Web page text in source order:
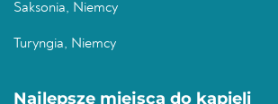
Saksonia, Niemcy
Turyngia, Niemcy
Najlepsze miejsca do kąpieli